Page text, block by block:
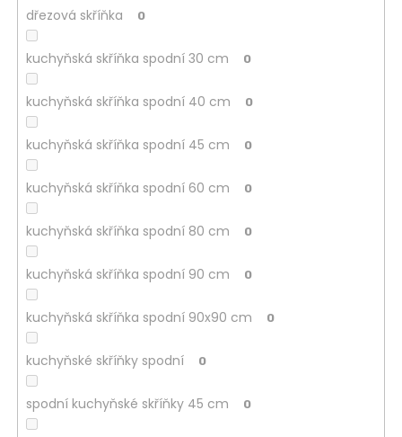
dřezová skříňka 0
kuchyňská skříňka spodní 30 cm 0
kuchyňská skříňka spodní 40 cm 0
kuchyňská skříňka spodní 45 cm 0
kuchyňská skříňka spodní 60 cm 0
kuchyňská skříňka spodní 80 cm 0
kuchyňská skříňka spodní 90 cm 0
kuchyňská skříňka spodní 90x90 cm 0
kuchyňské skříňky spodní 0
spodní kuchyňské skříňky 45 cm 0